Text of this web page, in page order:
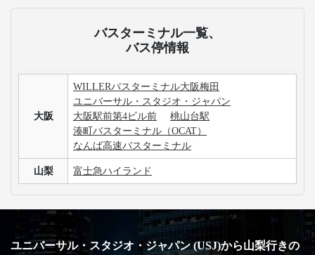
バスターミナル一覧、
バス停情報
大阪
WILLERバスターミナル大阪梅田
ユニバーサル・スタジオ・ジャパン
大阪駅前第4ビル前
桃山台駅
湊町バスターミナル（OCAT）
なんば高速バスターミナル
山梨 富士急ハイランド
ユニバーサル・スタジオ・ジャパン (USJ)から山梨行きの